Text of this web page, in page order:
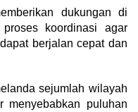
dukungan di
proses koordinasi agar
berjalan cepat dan
sejumlah wilayah
menyebabkan puluhan